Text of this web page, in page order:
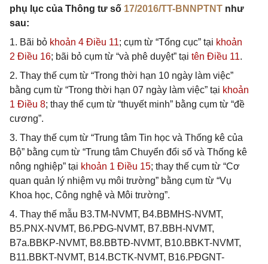
phụ lục của Thông tư số 17/2016/TT-BNNPTNT như
sau:
1. Bãi bỏ khoản 4 Điều 11; cụm từ “Tổng cục” tại khoản
2 Điều 16; bãi bỏ cụm từ “và phê duyệt” tại tên Điều 11.
2. Thay thế cụm từ “Trong thời hạn 10 ngày làm việc”
bằng cụm từ “Trong thời hạn 07 ngày làm việc” tại khoản
1 Điều 8; thay thế cụm từ “thuyết minh” bằng cụm từ “đề
cương”.
3. Thay thế cụm từ “Trung tâm Tin học và Thống kê của
Bộ” bằng cụm từ “Trung tâm Chuyển đổi số và Thống kê
nông nghiệp” tại khoản 1 Điều 15; thay thế cụm từ “Cơ
quan quản lý nhiệm vụ môi trường” bằng cụm từ “Vụ
Khoa học, Công nghệ và Môi trường”.
4. Thay thế mẫu B3.TM-NVMT, B4.BBMHS-NVMT,
B5.PNX-NVMT, B6.PĐG-NVMT, B7.BBH-NVMT,
B7a.BBKP-NVMT, B8.BBTĐ-NVMT, B10.BBKT-NVMT,
B11.BBKT-NVMT, B14.BCTK-NVMT, B16.PĐGNT-